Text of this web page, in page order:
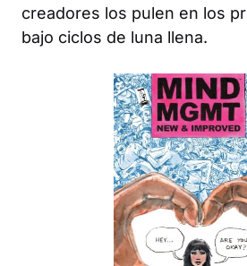
creadores los pulen en los
bajo ciclos de luna llena.